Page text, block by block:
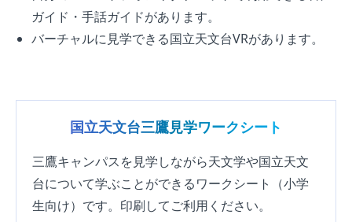
ガイド・手話ガイドがあります。
バーチャルに見学できる国立天文台VRがあります。
国立天文台三鷹見学ワークシート
三鷹キャンパスを見学しながら天文学や国立天文
台について学ぶことができるワークシート（小学
生向け）です。印刷してご利用ください。